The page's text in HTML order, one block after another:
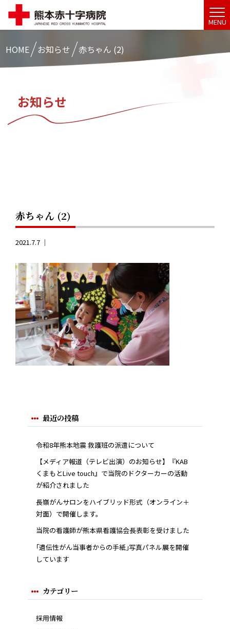
MENU
HOME お知らせ 赤ちゃん (2)
お知らせ
赤ちゃん (2)
2021.7.7 ｜
最近の投稿
令和8年熊本地震 救護班の派遣について
【メディア報道（テレビ出演）のお知らせ】『KAB
くまもとLive touch』で当院のドクターカーの活動
が紹介されました
長嶺がんサロンをハイブリッド形式（オンライン＋
対面）で開催します。
当院の看護師が熊本県看護協会長表彰を受けました
｢遺伝性がん当事者からの手紙｣写真パネル展を開催
しています
カテゴリー
採用情報